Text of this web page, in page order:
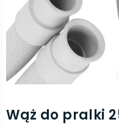
Wąż do pralki